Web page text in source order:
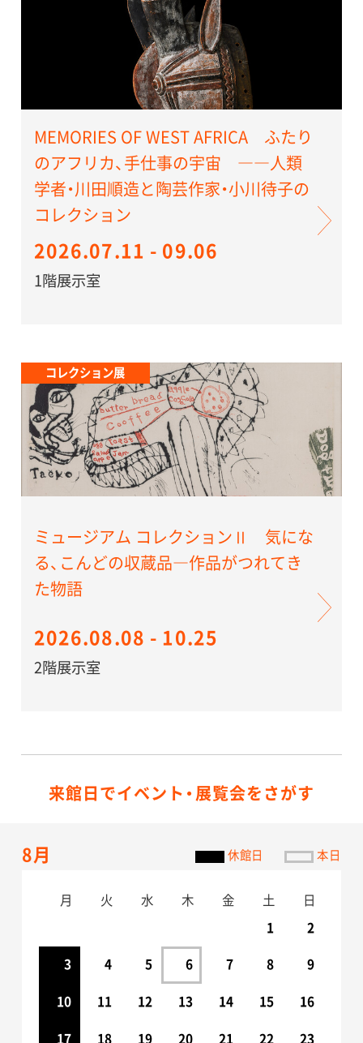
MEMORIES OF WEST AFRICA ふたり
のアフリカ、手仕事の宇宙 ――人類
学者・川田順造と陶芸作家・小川待子の
コレクション
2026.07.11 - 09.06
1階展示室
コレクション展
ミュージアム コレクションⅡ 気にな
る、こんどの収蔵品―作品がつれてき
た物語
2026.08.08 - 10.25
2階展示室
来館日でイベント・展覧会をさがす
8月 休館日 本日
月 火 水 木 金 土 日
1 2
3 4 5 6 7 8 9
10 11 12 13 14 15 16
17 18 19 20 21 22 23